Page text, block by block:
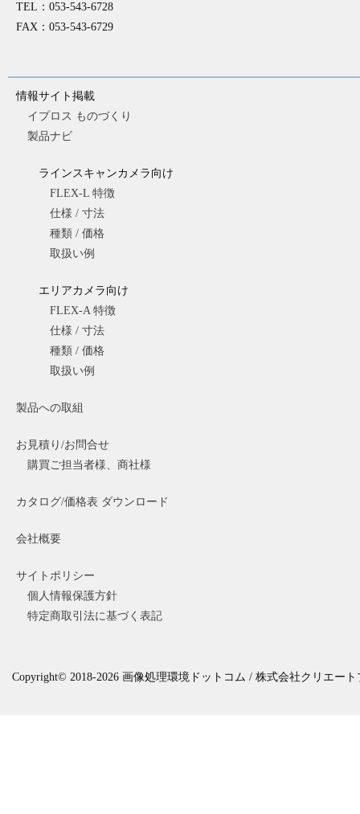
TEL：053-543-6728
FAX：053-543-6729
情報サイト掲載
イプロス ものづくり
製品ナビ
ラインスキャンカメラ向け
FLEX-L 特徴
仕様 / 寸法
種類 / 価格
取扱い例
エリアカメラ向け
FLEX-A 特徴
仕様 / 寸法
種類 / 価格
取扱い例
製品への取組
お見積り/お問合せ
購買ご担当者様、商社様
カタログ/価格表 ダウンロード
会社概要
サイトポリシー
個人情報保護方針
特定商取引法に基づく表記
Copyright© 2018-2026 画像処理環境ドットコム / 株式会社クリエート